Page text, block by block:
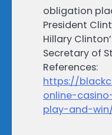
obligation
President
Hillary
Secretary of
References:
https://
online-
play-and-